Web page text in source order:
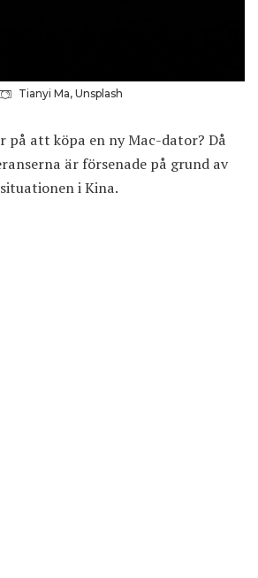
Tianyi Ma, Unsplash
på att köpa en ny Mac-dator? Då
är försenade på grund av
i Kina.